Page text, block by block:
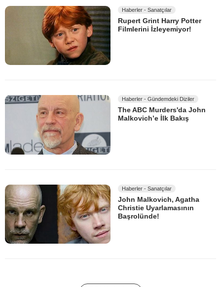
Haberler - Sanatçılar
Rupert Grint Harry Potter
Filmlerini İzleyemiyor!
Haberler - Gündemdeki Diziler
The ABC Murders'da John
Malkovich’e İlk Bakış
Haberler - Sanatçılar
John Malkovich, Agatha
Christie Uyarlamasının
Başrolünde!